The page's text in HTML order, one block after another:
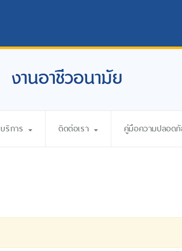
งานอาชีวอนามัย
บริการ ติดต่อเรา คู่มือความปลอด